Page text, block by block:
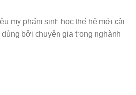
mỹ phẩm sinh học thế hệ mới cải
bởi chuyên gia trong nghành